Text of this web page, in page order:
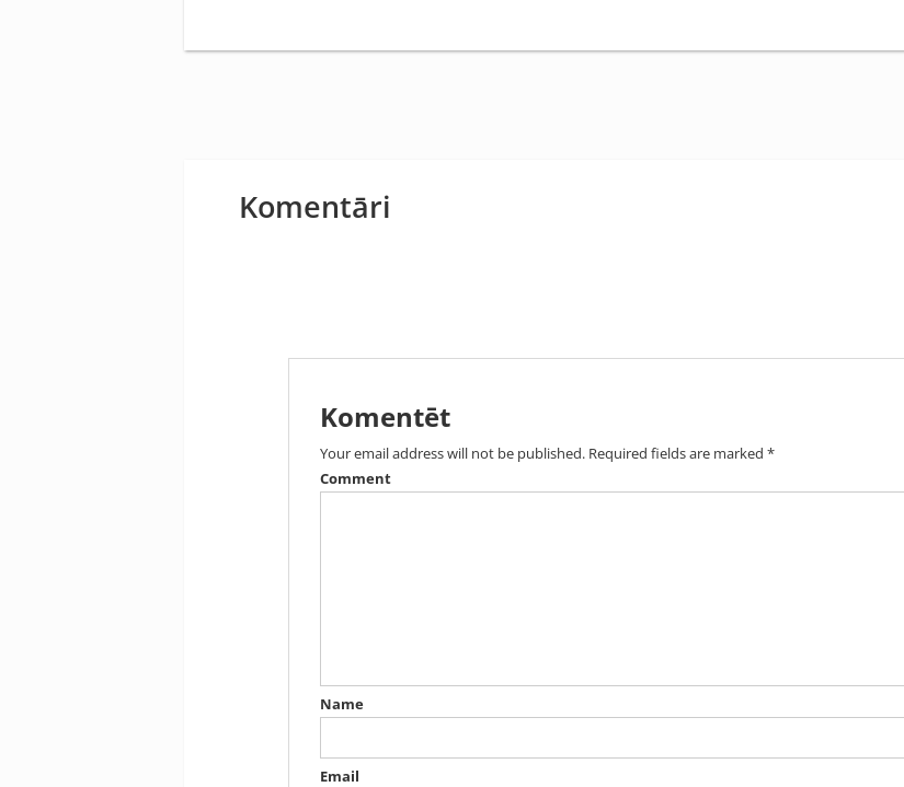
Komentāri
Komentēt
Your email address will not be published. Required fields are marked *
Comment
Name
Email